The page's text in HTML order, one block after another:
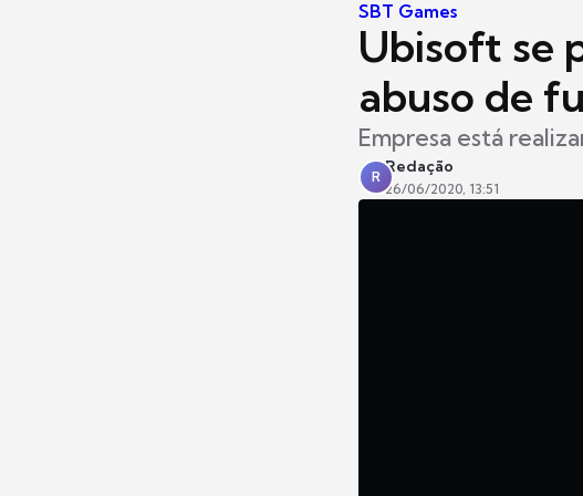
SBT Games
Ubisoft se
abuso de
Empresa está
R
Redação
26/06/2020, 13:51